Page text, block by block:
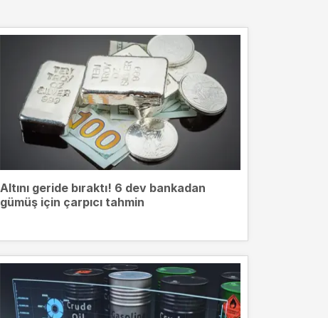
Altını geride bıraktı! 6 dev bankadan
gümüş için çarpıcı tahmin